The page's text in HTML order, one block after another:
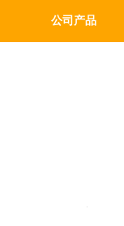
公司产品